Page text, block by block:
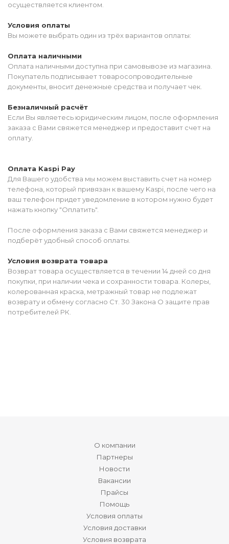
осуществляется клиентом.
Условия оплаты
Вы можете выбрать один из трёх вариантов оплаты:
Оплата наличными
Оплата наличными доступна при самовывозе из магазина.
Покупатель подписывает товаросопроводительные
документы, вносит денежные средства и получает чек.
Безналичный расчёт
Если Вы являетесь юридическим лицом, после оформления
заказа с Вами свяжется менеджер и предоставит счет на
оплату.
Оплата Kaspi Pay
Для Вашего удобства мы можем выставить счет на номер
телефона, который привязан к вашему Kaspi, после чего на
ваш телефон придет уведомление в котором нужно будет
нажать кнопку "Оплатить".
После оформления заказа с Вами свяжется менеджер и
подберёт удобный способ оплаты.
Условия возврата товара
Возврат товара осуществляется в течении 14 дней со дня
покупки, при наличии чека и сохранности товара. Колеры,
колерованная краска, метражный товар не подлежат
возврату и обмену согласно Ст. 30 Закона О защите прав
потребителей РК.
О компании
Партнеры
Новости
Вакансии
Прайсы
Помощь
Условия оплаты
Условия доставки
Условия возврата